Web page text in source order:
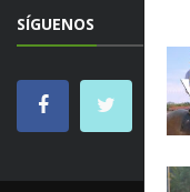
SÍGUENOS